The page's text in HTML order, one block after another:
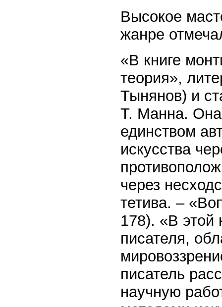
Высокое
жанре
«В книге
теория»,
Тынянов) и
Т. Манна. Она
единством
искусства
через
тетива. –
178). «В этой
писателя,
писатель
научную